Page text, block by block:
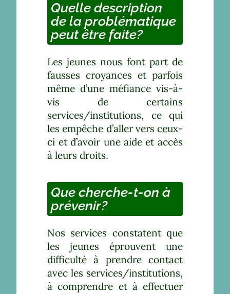
Quelle description
de la problématique
peut être faite?
Les jeunes nous font part de
fausses croyances et parfois
même d’une méfiance vis-à-
vis de certains
services/institutions, ce qui
les empêche d’aller vers ceux-
ci et d’avoir une aide et accès
à leurs droits.
Que cherche-t-on à
prévenir?
Nos services constatent que
les jeunes éprouvent une
difficulté à prendre contact
avec les services/institutions,
à comprendre et à effectuer